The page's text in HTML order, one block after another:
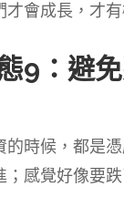
會成長，才
9：避
的時候，都是
感覺好像要跌